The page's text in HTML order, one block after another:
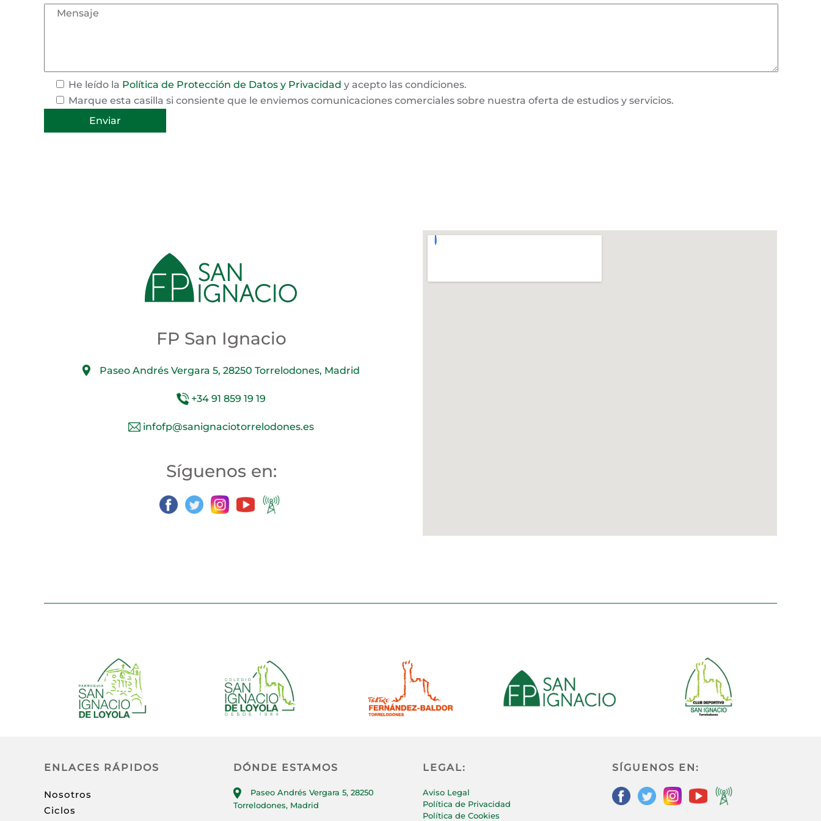
He leído la Política de Protección de Datos y Privacidad y acepto las condiciones.
Marque esta casilla si consiente que le enviemos comunicaciones comerciales sobre nuestra oferta de estudios y servicios.
FP San Ignacio
Paseo Andrés Vergara 5, 28250 Torrelodones, Madrid
+34 91 859 19 19
infofp@sanignaciotorrelodones.es
Síguenos en:
ENLACES RÁPIDOS
Nosotros
Ciclos
DÓNDE ESTAMOS
Paseo Andrés Vergara 5, 28250
Torrelodones, Madrid
LEGAL:
Aviso Legal
Política de Privacidad
Política de Cookies
SÍGUENOS EN: